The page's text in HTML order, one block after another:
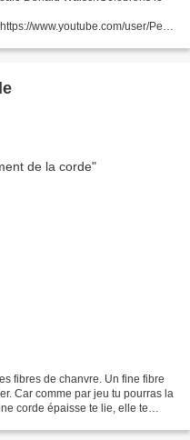
www.youtube.com/user/Pens
fibres de chanvre. Un fine fibre
Car comme par jeu tu pourras la
corde épaisse te lie, elle te